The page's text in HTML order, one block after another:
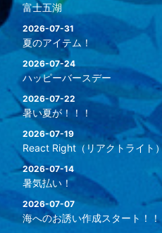
富士五湖
2026-07-31
夏のアイテム！
2026-07-24
ハッピーバースデー
2026-07-22
暑い夏が！！！
2026-07-19
React Right（リアクトライト）
2026-07-14
暑気払い！
2026-07-07
海へのお誘い作成スタート！！